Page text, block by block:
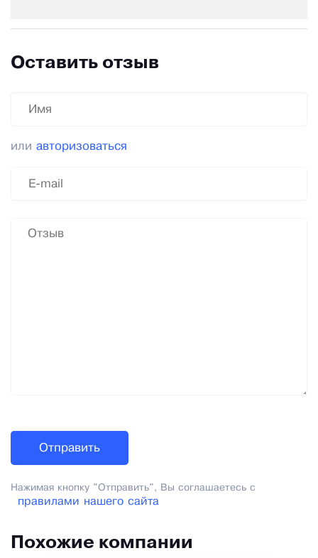
Оставить отзыв
или авторизоваться
Нажимая кнопку "Отправить", Вы соглашаетесь с
правилами нашего сайта
Похожие компании